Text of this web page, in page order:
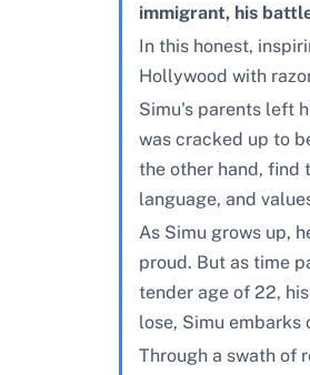
immigrant, his
In this honest,
Hollywood with
Simu's parents left
was cracked up to
the other hand, find
language, and
As Simu grows up,
proud. But as time
tender age of 22,
lose, Simu embarks
Through a swath of